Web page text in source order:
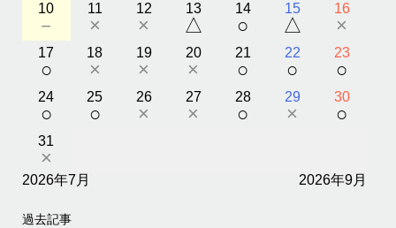
10
－
11
×
12
×
13
△
14
○
15
△
16
×
17
○
18
×
19
×
20
×
21
○
22
○
23
○
24
○
25
○
26
×
27
×
28
○
29
×
30
○
31
×
2026年7月 2026年9月
過去記事